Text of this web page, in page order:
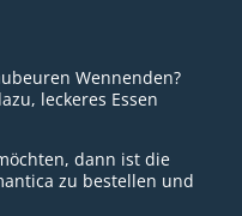
Wennenden?
leckeres Essen
dann ist die
zu bestellen und